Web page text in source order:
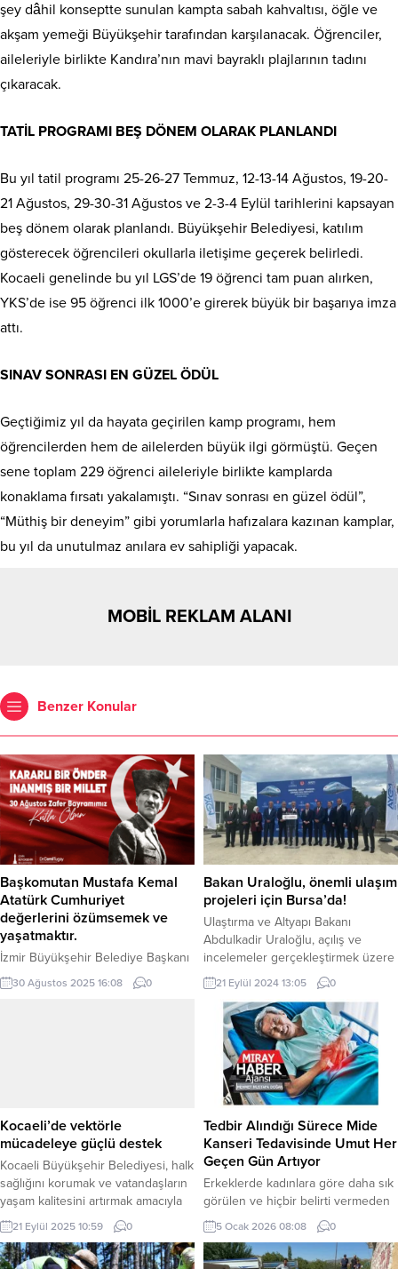
şey dâhil konseptte sunulan kampta sabah kahvaltısı, öğle ve
akşam yemeği Büyükşehir tarafından karşılanacak. Öğrenciler,
aileleriyle birlikte Kandıra’nın mavi bayraklı plajlarının tadını
çıkaracak.
TATİL PROGRAMI BEŞ DÖNEM OLARAK PLANLANDI
Bu yıl tatil programı 25-26-27 Temmuz, 12-13-14 Ağustos, 19-20-
21 Ağustos, 29-30-31 Ağustos ve 2-3-4 Eylül tarihlerini kapsayan
beş dönem olarak planlandı. Büyükşehir Belediyesi, katılım
gösterecek öğrencileri okullarla iletişime geçerek belirledi.
Kocaeli genelinde bu yıl LGS’de 19 öğrenci tam puan alırken,
YKS’de ise 95 öğrenci ilk 1000’e girerek büyük bir başarıya imza
attı.
SINAV SONRASI EN GÜZEL ÖDÜL
Geçtiğimiz yıl da hayata geçirilen kamp programı, hem
öğrencilerden hem de ailelerden büyük ilgi görmüştü. Geçen
sene toplam 229 öğrenci aileleriyle birlikte kamplarda
konaklama fırsatı yakalamıştı. “Sınav sonrası en güzel ödül”,
“Müthiş bir deneyim” gibi yorumlarla hafızalara kazınan kamplar,
bu yıl da unutulmaz anılara ev sahipliği yapacak.
MOBİL REKLAM ALANI
Benzer Konular
Başkomutan Mustafa Kemal
Atatürk Cumhuriyet
değerlerini özümsemek ve
yaşatmaktır.
İzmir Büyükşehir Belediye Başkanı
Dr. Cemil Tugay, 30 Ağustos Zafer
Bayramı nedeniyle mesaj yayımladı.
kutluyor, başta Başkomutan Gazi
Mustafa Kemal Atatürk olmak
üzere, vatan...
30 Ağustos 2025 16:08 0
Bakan Uraloğlu, önemli ulaşım
projeleri için Bursa’da!
Ulaştırma ve Altyapı Bakanı
Abdulkadir Uraloğlu, açılış ve
incelemeler gerçekleştirmek üzere
Bursa’ya geldi. BURSA (İGFA) –
Ulaştırma ve Altyapı Bakanı
Abdulkadir Uraloğlu, zamandan ve
yakıttan 247 milyonluk tasarruf
sağlanacak olan İznik Çevre
Yolu’nu hizmete açmasının
ardından Ankara-Bursa Yüksek
Hızlı Tren (YHT) Hattı Şantiyesi’nde
incelemelerde bulundu. Bakan
Uraloğlu, Bursa Hızlı Tren
Şantiyesinde,...
21 Eylül 2024 13:05 0
Kocaeli’de vektörle
mücadeleye güçlü destek
Kocaeli Büyükşehir Belediyesi, halk
sağlığını korumak ve vatandaşların
yaşam kalitesini artırmak amacıyla
sürdürdüğü vektör mücadelesinde
etkin bir çalışma yürütüyor. 2025’in
ilk 8 ayında 432 bin 476 noktada
21 Eylül 2025 10:59 0
Tedbir Alındığı Sürece Mide
Kanseri Tedavisinde Umut Her
Geçen Gün Artıyor
Erkeklerde kadınlara göre daha sık
görülen ve hiçbir belirti vermeden
ilerleyebilen mide kanseri tüm
dünya ile birlikte ülkemizde de
önemli bir halk sağlığı sorunu
5 Ocak 2026 08:08 0